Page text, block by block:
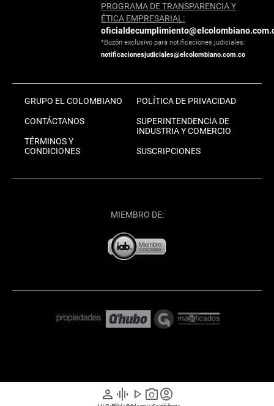
person graphic_eq play_arrow photo_cameraaccount_circle
PROGRAMA DE TRANSPARENCIA Y
ÉTICA EMPRESARIAL:
*Buzón exclusivo para notificaciones judiciales:
notificacionesjudiciales@elcolombiano.com.co
GRUPO EL COLOMBIANO
CONTÁCTANOS
TÉRMINOS Y
CONDICIONES
POLÍTICA DE PRIVACIDAD
SUPERINTENDENCIA DE
INDUSTRIA Y COMERCIO
SUSCRIPCIONES
MIEMBRO DE: